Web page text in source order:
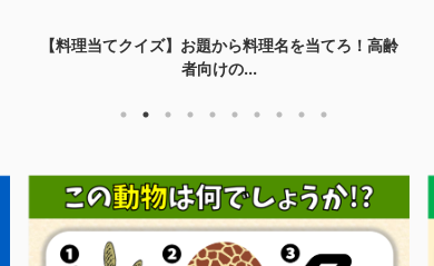
【料理当てクイズ】お題から料理名を当てろ！高齢
者向けの...